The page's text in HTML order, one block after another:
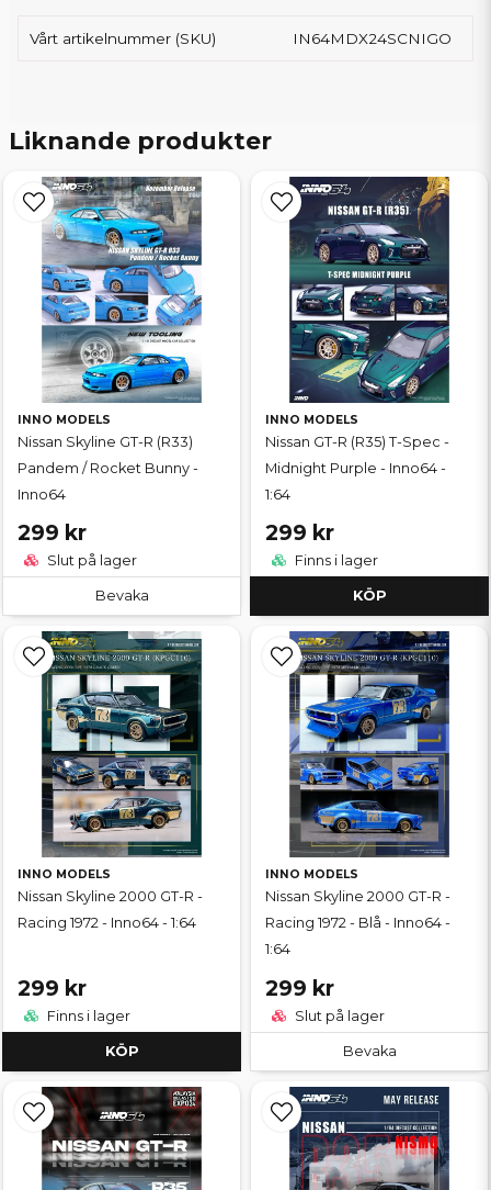
Vårt artikelnummer (SKU) IN64MDX24SCNIGO
Liknande produkter
INNO MODELS
Nissan Skyline GT-R (R33)
Pandem / Rocket Bunny -
Inno64
299 kr
Slut på lager
Bevaka
INNO MODELS
Nissan GT-R (R35) T-Spec -
Midnight Purple - Inno64 -
1:64
299 kr
Finns i lager
KÖP
INNO MODELS
Nissan Skyline 2000 GT-R -
Racing 1972 - Inno64 - 1:64
299 kr
Finns i lager
KÖP
INNO MODELS
Nissan Skyline 2000 GT-R -
Racing 1972 - Blå - Inno64 -
1:64
299 kr
Slut på lager
Bevaka